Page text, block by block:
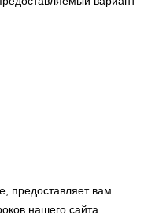
предоставляет вам
нашего сайта.